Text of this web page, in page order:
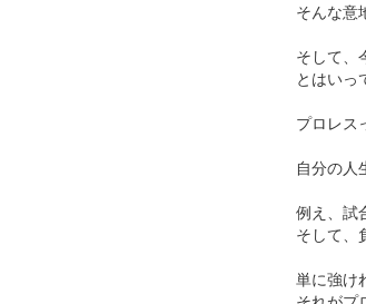
そんな意
そして、
とはいっ
プロレス
自分の人
例え、試
そして、
単に強け